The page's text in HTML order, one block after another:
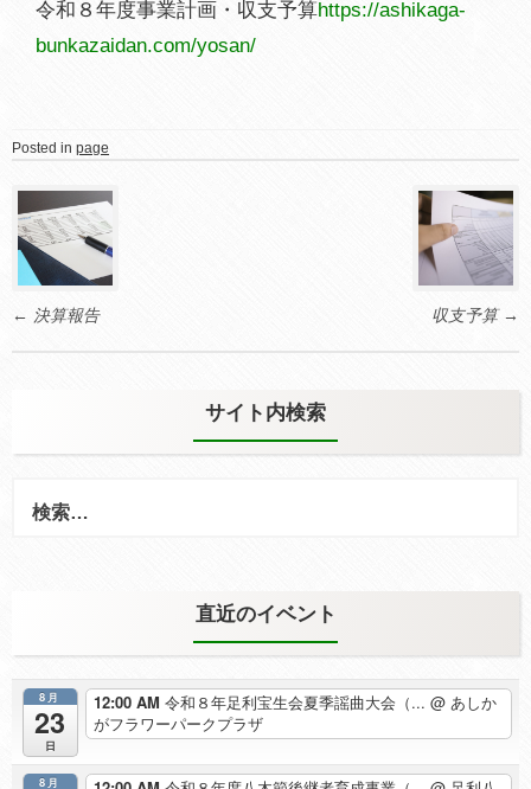
令和８年度事業計画・収支予算https://ashikaga-
bunkazaidan.com/yosan/
Posted in page
navigation
← 決算報告 収支予算 →
サイト内検索
索:
直近のイベント
8月
23
日
12:00 AM 令和８年足利宝生会夏季謡曲大会（... @ あしか
がフラワーパークプラザ
8月